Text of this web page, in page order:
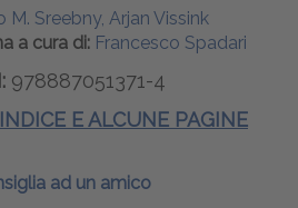
M. Sreebny, Arjan Vissink
a cura di: Francesco Spadari
978887051371-4
E ALCUNE PAGINE
ad un amico